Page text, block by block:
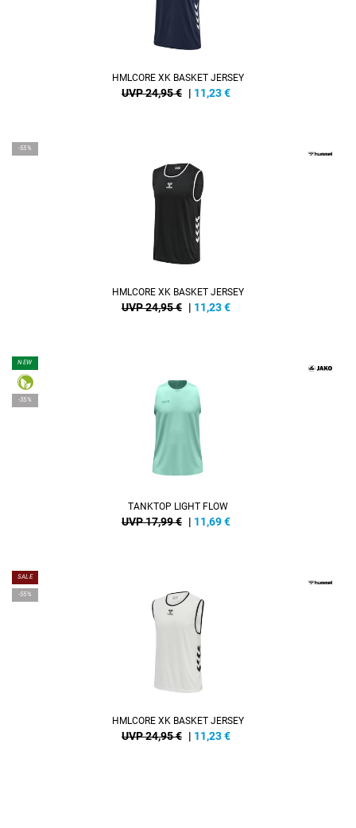
HMLCORE XK BASKET JERSEY
UVP 24,95 € | 11,23€
-55%
HMLCORE XK BASKET JERSEY
UVP 24,95 € | 11,23€
NEW
-35%
TANKTOP LIGHT FLOW
UVP 17,99 € | 11,69€
SALE
-55%
HMLCORE XK BASKET JERSEY
UVP 24,95 € | 11,23€